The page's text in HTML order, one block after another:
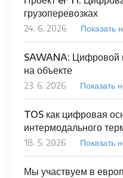
грузоперевозках
24. 6. 2026 Показать
SAWANA: Цифровой
на объекте
23. 6. 2026 Показать
TOS как цифровая
интермодального
18. 5. 2026 Показать
Мы участвуем в